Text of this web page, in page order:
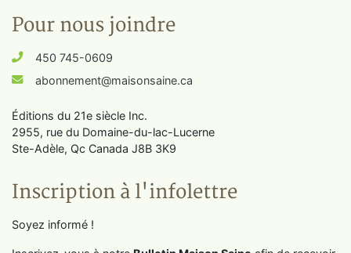
Pour nous joindre
450 745-0609
abonnement@maisonsaine.ca
Éditions du 21e siècle Inc.
2955, rue du Domaine-du-lac-Lucerne
Ste-Adèle, Qc Canada J8B 3K9
Inscription à l'infolettre
Soyez informé !